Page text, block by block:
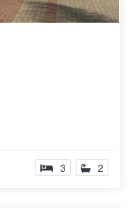
3 2